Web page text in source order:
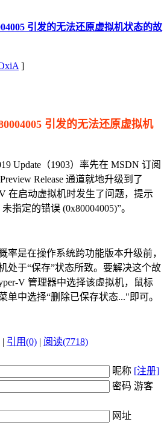
引发的无法还原虚拟机状态的故
]
引发的无法还原虚拟机
Update（1903）率先在 MSDN 订阅
Release 通道就地升级到了
在启动虚拟机时发生了问题，提示
指定的错误 (0x80004005)”。
是在操作系统跨功能版本升级前，
处于“保存”状态所致。要解决这个故
V 管理器中选择该虚拟机，鼠标
单中选择“删除已保存状态..."即可。
| 引用(0) | 阅读(7718)
昵称 [注册]
密码 游客
网址